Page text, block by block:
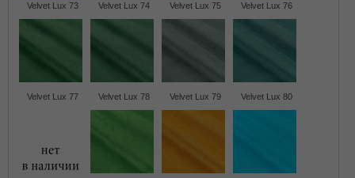
Velvet Lux 73 Velvet Lux 74 Velvet Lux 75 Velvet Lux 76
Velvet Lux 77 Velvet Lux 78 Velvet Lux 79 Velvet Lux 80